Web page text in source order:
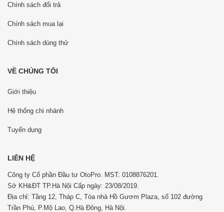
Chính sách đổi trả
Chính sách mua lại
Chính sách dùng thử
VỀ CHÚNG TÔI
Giới thiệu
Hệ thống chi nhánh
Tuyển dụng
LIÊN HỆ
Công ty Cổ phần Đầu tư OtoPro. MST: 0108876201.
Sở KH&ĐT TP.Hà Nội Cấp ngày: 23/08/2019.
Địa chỉ: Tầng 12, Tháp C, Tòa nhà Hồ Gươm Plaza, số 102 đường
Trần Phú, P.Mộ Lao, Q.Hà Đông, Hà Nội.